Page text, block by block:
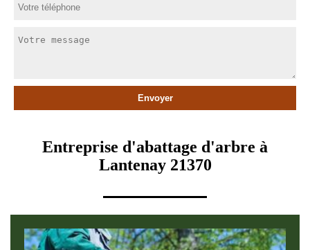
Entreprise d'abattage d'arbre à
Lantenay 21370